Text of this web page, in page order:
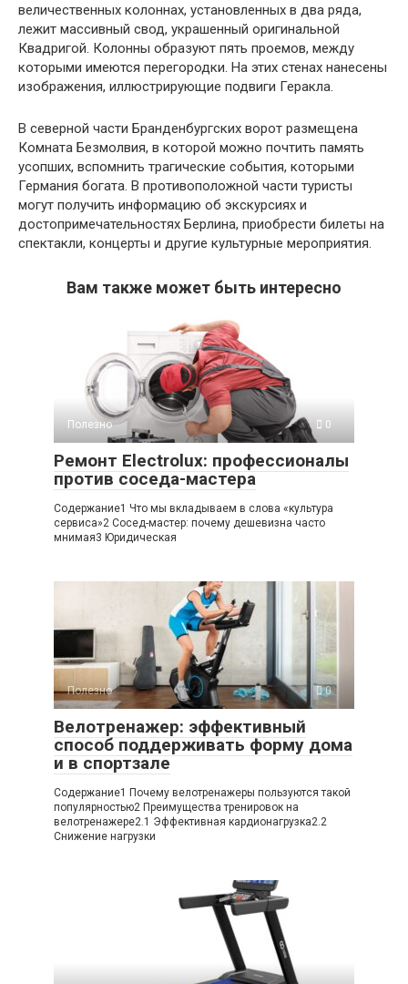
величественных колоннах, установленных в два ряда,
лежит массивный свод, украшенный оригинальной
Квадригой. Колонны образуют пять проемов, между
которыми имеются перегородки. На этих стенах нанесены
изображения, иллюстрирующие подвиги Геракла.
В северной части Бранденбургских ворот размещена
Комната Безмолвия, в которой можно почтить память
усопших, вспомнить трагические события, которыми
Германия богата. В противоположной части туристы
могут получить информацию об экскурсиях и
достопримечательностях Берлина, приобрести билеты на
спектакли, концерты и другие культурные мероприятия.
Вам также может быть интересно
Полезно 0
Ремонт Electrolux: профессионалы
против соседа-мастера
Содержание1 Что мы вкладываем в слова «культура
сервиса»2 Сосед-мастер: почему дешевизна часто
мнимая3 Юридическая
Полезно 0
Велотренажер: эффективный
способ поддерживать форму дома
и в спортзале
Содержание1 Почему велотренажеры пользуются такой
популярностью2 Преимущества тренировок на
велотренажере2.1 Эффективная кардионагрузка2.2
Снижение нагрузки